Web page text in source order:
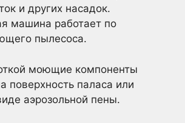
и других насадок.
машина работает по
пылесоса.
моющие компоненты
поверхность паласа или
аэрозольной пены.